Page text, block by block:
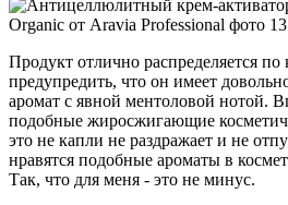
Продукт отлично распределяется
предупредить, что он имеет
аромат с явной ментоловой нотой.
подобные жиросжигающие
это не капли не раздражает и не
нравятся подобные ароматы в
Так, что для меня - это не минус.